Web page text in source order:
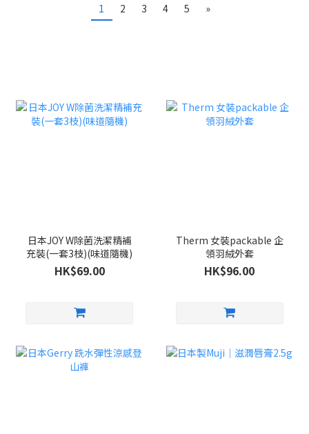
1 2 3 4 5 »
日本JOY W除菌洗潔精補
充裝(一套3枝)(味道隨機)
HK$69.00
Therm 女裝packable 企
領羽絨外套
HK$96.00